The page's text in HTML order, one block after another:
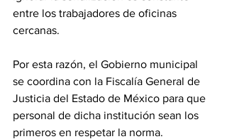
entre los trabajadores de oficinas
cercanas.
Por esta razón, el Gobierno municipal
se coordina con la Fiscalía General de
Justicia del Estado de México para que
personal de dicha institución sean los
primeros en respetar la norma.